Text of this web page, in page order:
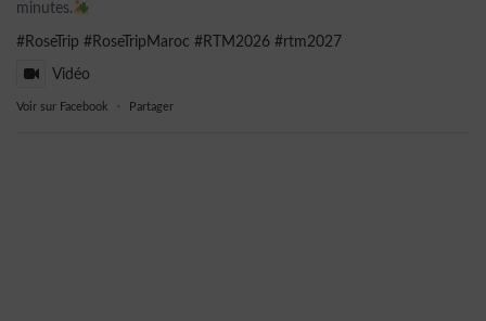
minutes.
#RoseTrip #RoseTripMaroc #RTM2026 #rtm2027
Vidéo
Voir sur Facebook · Partager